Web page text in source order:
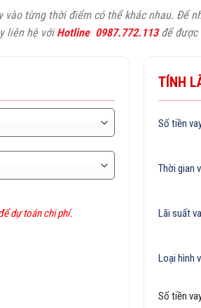
từng thời điểm có thể khác nhau. Để
liên hệ với Hotline 0987.772.113để được
dự toán chi phí.
TÍNH
Số tiền
Thời gian
Lãi suất
Loại hình
Số tiền